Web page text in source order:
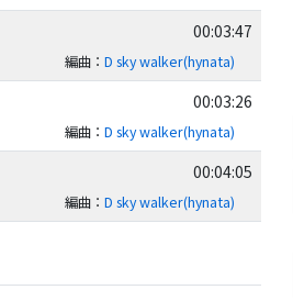
00:03:47
編曲 ：D sky walker(hynata)
00:03:26
編曲 ：D sky walker(hynata)
00:04:05
編曲 ：D sky walker(hynata)